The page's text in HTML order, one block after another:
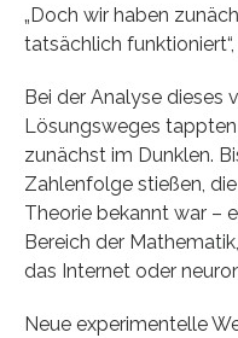
„Doch wir haben
tatsächlich
Bei der Analyse dieses
Lösungsweges
zunächst im Dunklen.
Zahlenfolge stießen,
Theorie bekannt war –
Bereich der
das Internet oder
Neue experimentelle